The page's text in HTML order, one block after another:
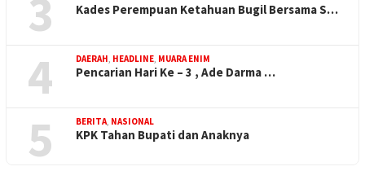
3 Kades Perempuan Ketahuan Bugil Bersama S…
4 DAERAH, HEADLINE, MUARA ENIM
Pencarian Hari Ke – 3 , Ade Darma …
5 BERITA, NASIONAL
KPK Tahan Bupati dan Anaknya